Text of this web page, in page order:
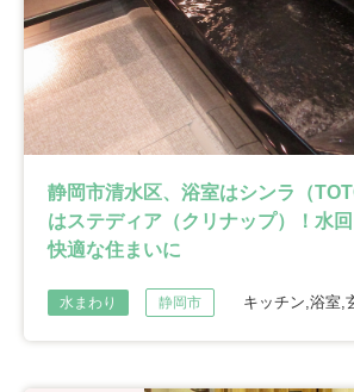
静岡市清水区、浴室はシンラ（
はステディア（クリナップ）！水
快適な住まいに
水まわり 静岡市 キッチン,浴室,